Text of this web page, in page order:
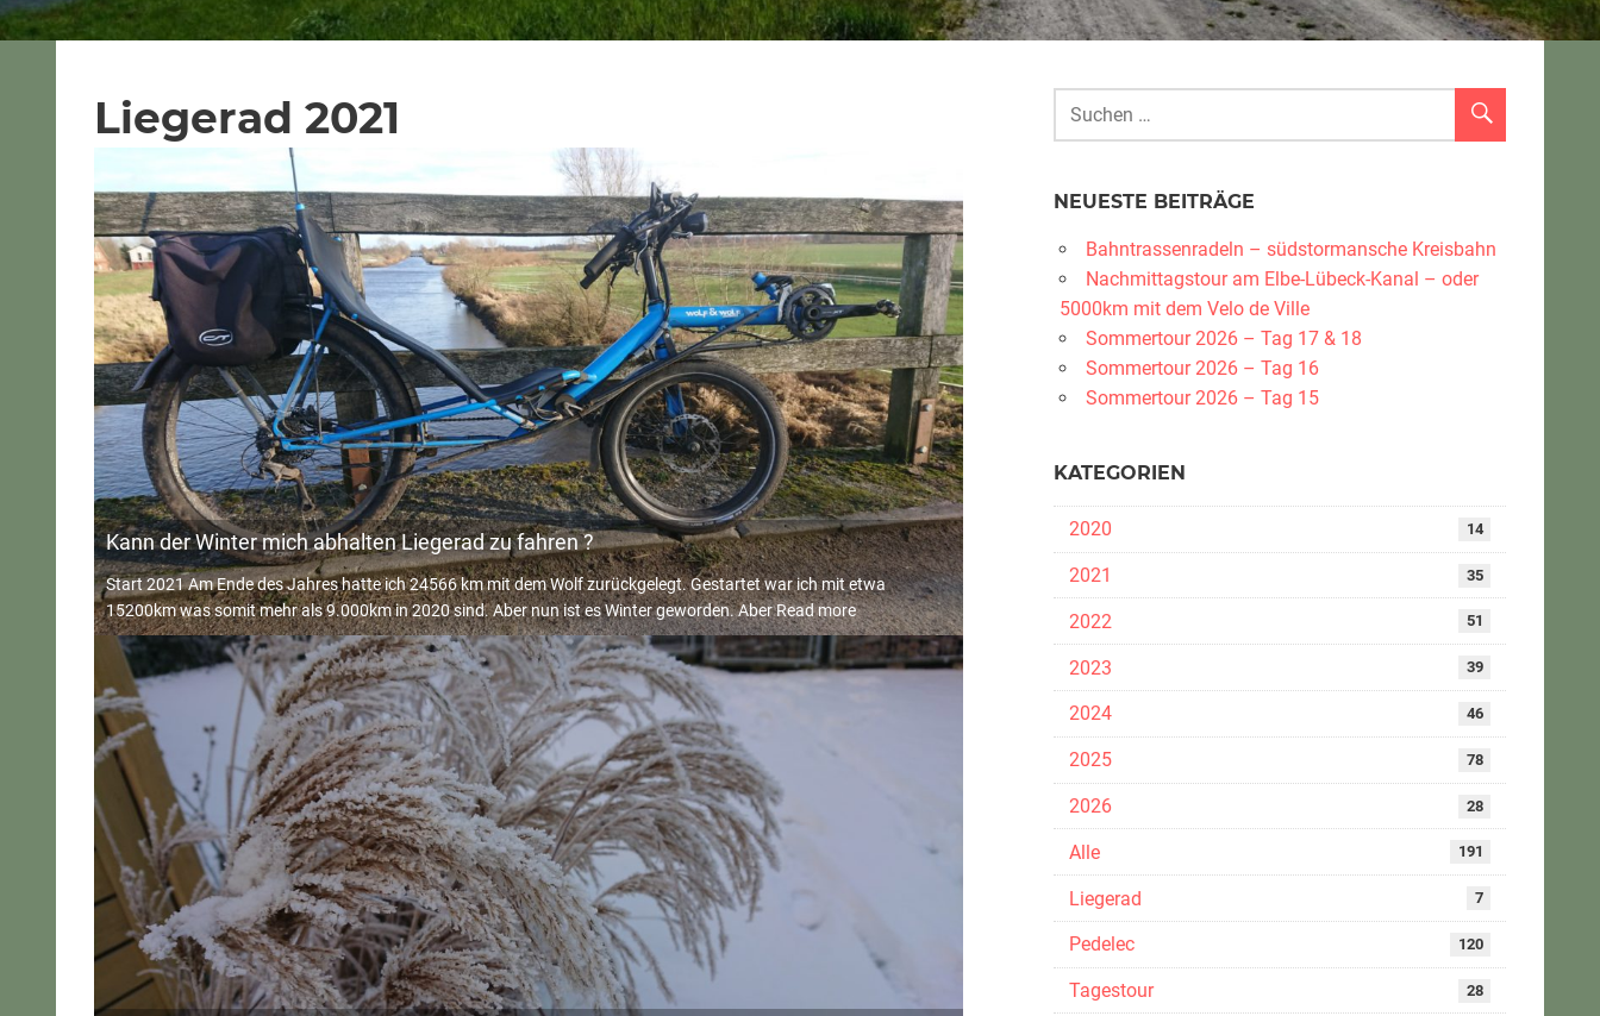
Liegerad 2021
Kann der Winter mich abhalten Liegerad zu fahren ?
Start 2021 Am Ende des Jahres hatte ich 24566 km mit dem Wolf zurückgelegt. Gestartet war ich mit etwa
15200km was somit mehr als 9.000km in 2020 sind. Aber nun ist es Winter geworden. AberRead more
NEUESTE BEITRÄGE
Bahntrassenradeln – südstormansche Kreisbahn
Nachmittagstour am Elbe-Lübeck-Kanal – oder
5000km mit dem Velo de Ville
Sommertour 2026 – Tag 17 & 18
Sommertour 2026 – Tag 16
Sommertour 2026 – Tag 15
KATEGORIEN
2020 14
2021 35
2022 51
2023 39
2024 46
2025 78
2026 28
Alle 191
Liegerad 7
Pedelec 120
Tagestour 28